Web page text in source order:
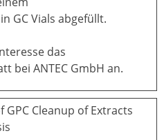
GC Vials abgefüllt.
das
bei ANTEC GmbH an.
Cleanup of Extracts